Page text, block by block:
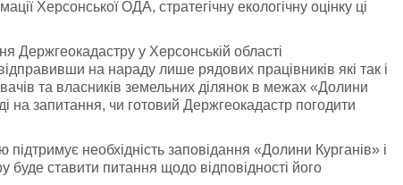
Херсонської ОДА, стратегічну екологічну оцінку ці
Держгеокадастру у Херсонській області
на нараду лише рядових працівників які так і
та власників земельних ділянок в межах «Долини
на запитання, чи готовий Держгеокадастр погодити
необхідність заповідання «Долини Курганів» і
буде ставити питання щодо відповідності його